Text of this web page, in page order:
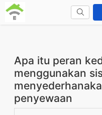
Apa itu peran
menggunakan
penyewaan